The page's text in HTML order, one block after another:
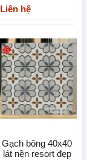
Liên hệ
Gạch bông 40x40
lát nền resort đẹp